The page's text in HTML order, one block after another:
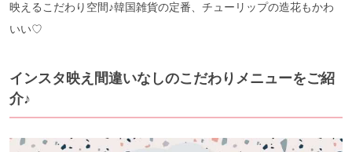
映えるこだわり空間♪韓国雑貨の定番、チューリップの造花もかわ
いい♡
インスタ映え間違いなしのこだわりメニューをご紹
介♪